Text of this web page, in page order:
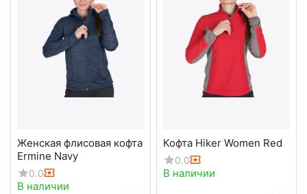
Женская флисовая кофта
Ermine Navy
0.0
В наличии
Кофта Hiker Women Red
0.0
В наличии